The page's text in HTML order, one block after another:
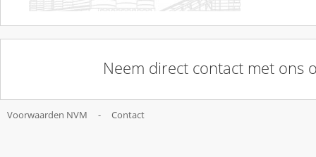
Neem direct contact met ons
Voorwaarden NVM - Contact